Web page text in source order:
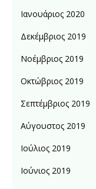
Ιανουάριος 2020
Δεκέμβριος 2019
Νοέμβριος 2019
Οκτώβριος 2019
Σεπτέμβριος 2019
Αύγουστος 2019
Ιούλιος 2019
Ιούνιος 2019